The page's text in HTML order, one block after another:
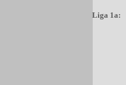
Liga 1a: